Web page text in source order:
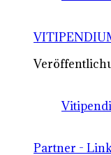
Partner -